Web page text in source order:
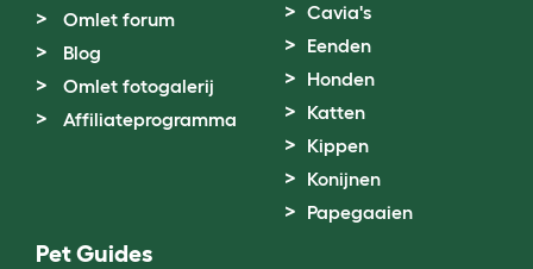
Omlet forum
Blog
Omlet fotogalerij
Affiliateprogramma
Cavia's
Eenden
Honden
Katten
Kippen
Konijnen
Papegaaien
Pet Guides